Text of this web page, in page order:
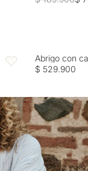
Favoritos
Abrigo con
$ 529.900